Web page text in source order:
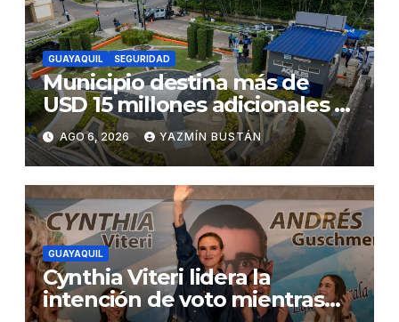
GUAYAQUIL SEGURIDAD
Municipio destina más de
USD 15 millones adicionales a
SEGURA EP para fortalecer la
seguridad ciudadana
AGO 6, 2026 YAZMÍN BUSTÁN
GUAYAQUIL
Cynthia Viteri lidera la
intención de voto mientras